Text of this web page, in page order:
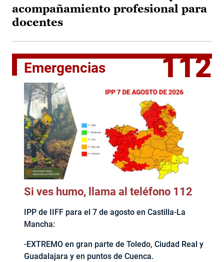
acompañamiento profesional para
docentes
Emergencias 112
Si ves humo, llama al teléfono 112
IPP de IIFF para el 7 de agosto en Castilla-La
Mancha:
-EXTREMO en gran parte de Toledo, Ciudad Real y
Guadalajara y en puntos de Cuenca.